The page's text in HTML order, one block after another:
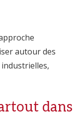
autour des
dans